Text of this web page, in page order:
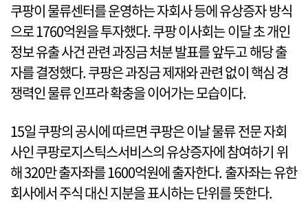
쿠팡이 물류센터를 운영하는 자회사 등에 유상증자 방식
으로 1760억원을 투자했다. 쿠팡 이사회는 이달 초 개인
정보 유출 사건 관련 과징금 처분 발표를 앞두고 해당 출
자를 결정했다. 쿠팡은 과징금 제재와 관련 없이 핵심 경
쟁력인 물류 인프라 확충을 이어가는 모습이다.
15일 쿠팡의 공시에 따르면 쿠팡은 이날 물류 전문 자회
사인 쿠팡로지스틱스서비스의 유상증자에 참여하기 위
해 320만 출자좌를 1600억원에 출자한다. 출자좌는 유한
회사에서 주식 대신 지분을 표시하는 단위를 뜻한다.